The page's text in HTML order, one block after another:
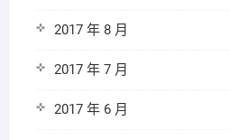
2017 年 8 月
2017 年 7 月
2017 年 6 月